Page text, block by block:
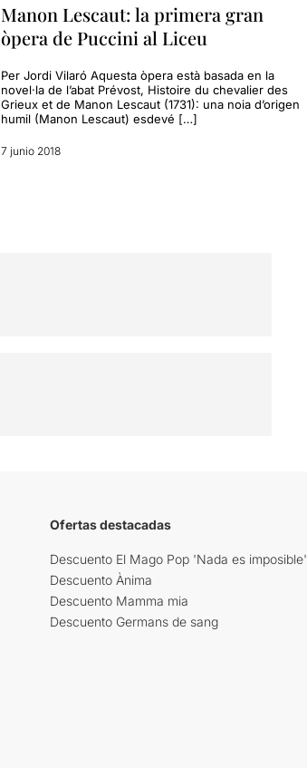
Manon Lescaut: la primera gran
òpera de Puccini al Liceu
Per Jordi Vilaró Aquesta òpera està basada en la
novel·la de l’abat Prévost, Histoire du chevalier des
Grieux et de Manon Lescaut (1731): una noia d’origen
humil (Manon Lescaut) esdevé […]
7 junio 2018
Ofertas destacadas
Descuento El Mago Pop 'Nada es imposible'
Descuento Ànima
Descuento Mamma mia
Descuento Germans de sang